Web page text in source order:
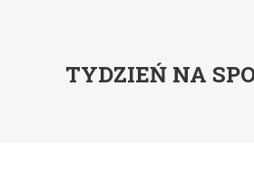
TYDZIEŃ NA